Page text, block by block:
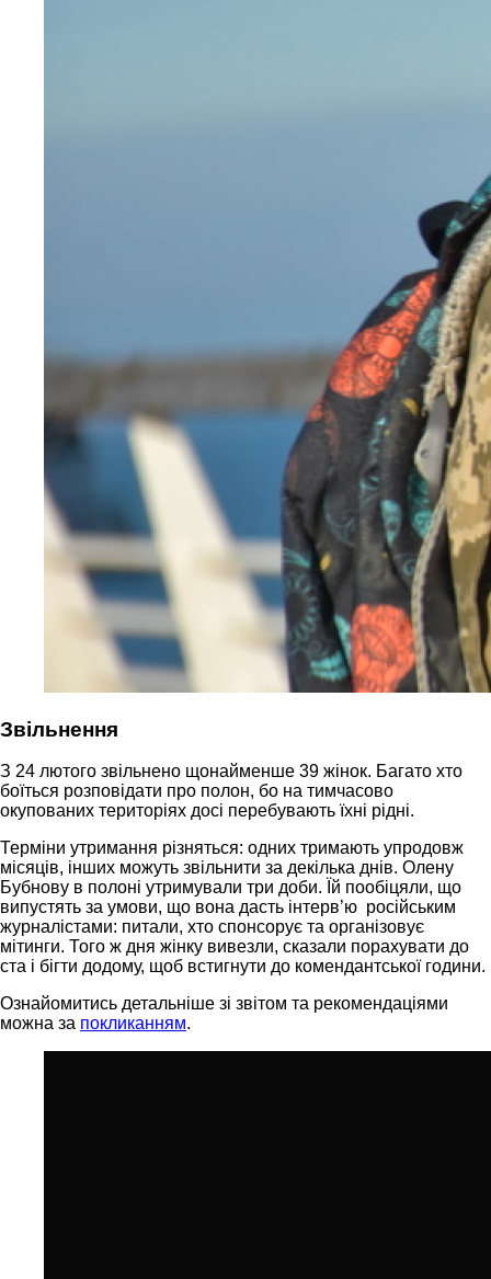
Звільнення
З 24 лютого звільнено щонайменше 39 жінок. Багато хто
боїться розповідати про полон, бо на тимчасово
окупованих територіях досі перебувають їхні рідні.
Терміни утримання різняться: одних тримають упродовж
місяців, інших можуть звільнити за декілька днів. Олену
Бубнову в полоні утримували три доби. Їй пообіцяли, що
випустять за умови, що вона дасть інтерв’ю російським
журналістами: питали, хто спонсорує та організовує
мітинги. Того ж дня жінку вивезли, сказали порахувати до
ста і бігти додому, щоб встигнути до комендантської години.
Ознайомитись детальніше зі звітом та рекомендаціями
можна за покликанням.